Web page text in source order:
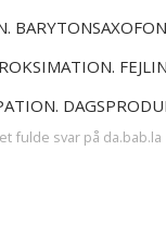
fulde svar på da.bab.la